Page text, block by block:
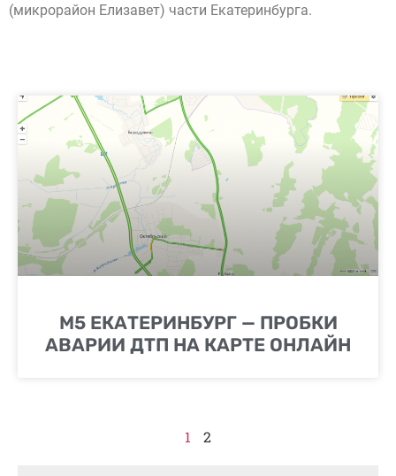
(микрорайон Елизавет) части Екатеринбурга.
М5 ЕКАТЕРИНБУРГ — ПРОБКИ
АВАРИИ ДТП НА КАРТЕ ОНЛАЙН
1 2